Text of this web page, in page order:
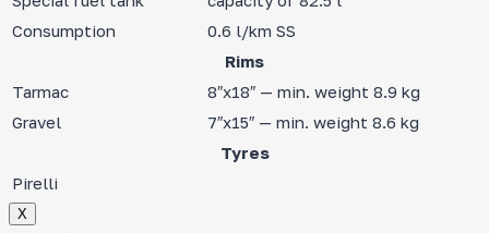
Consumption
0.6 l/km SS
Rims
Tarmac
8″x18″ — min. weight 8.9 kg
Gravel
7″x15″ — min. weight 8.6 kg
Tyres
Pirelli
Х